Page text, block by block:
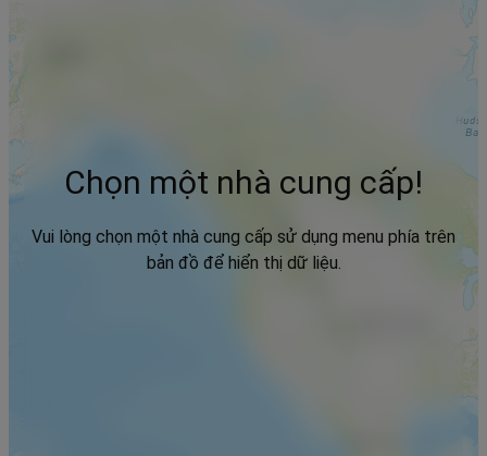
Chọn một nhà cung cấp!
Vui lòng chọn một nhà cung cấp sử dụng menu phía trên
bản đồ để hiển thị dữ liệu.